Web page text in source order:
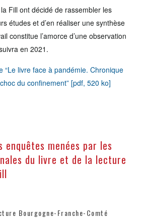
Fill ont décidé de rassembler les
études et d’en réaliser une synthèse
constitue l’amorce d’une observation
en 2021.
“Le livre face à pandémie. Chronique
du confinement” [pdf, 520 ko]
enquêtes menées par les
du livre et de la lecture
Bourgogne-Franche-Comté